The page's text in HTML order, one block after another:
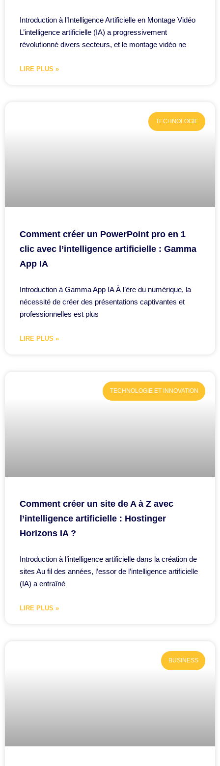
Introduction à l’Intelligence Artificielle en Montage Vidéo
L’intelligence artificielle (IA) a progressivement
révolutionné divers secteurs, et le montage vidéo ne
LIRE PLUS »
TECHNOLOGIE
Comment créer un PowerPoint pro en 1
clic avec l’intelligence artificielle : Gamma
App IA
Introduction à Gamma App IA À l’ère du numérique, la
nécessité de créer des présentations captivantes et
professionnelles est plus
LIRE PLUS »
TECHNOLOGIE ET INNOVATION
Comment créer un site de A à Z avec
l’intelligence artificielle : Hostinger
Horizons IA ?
Introduction à l’intelligence artificielle dans la création de
sites Au fil des années, l’essor de l’intelligence artificielle
(IA) a entraîné
LIRE PLUS »
BUSINESS